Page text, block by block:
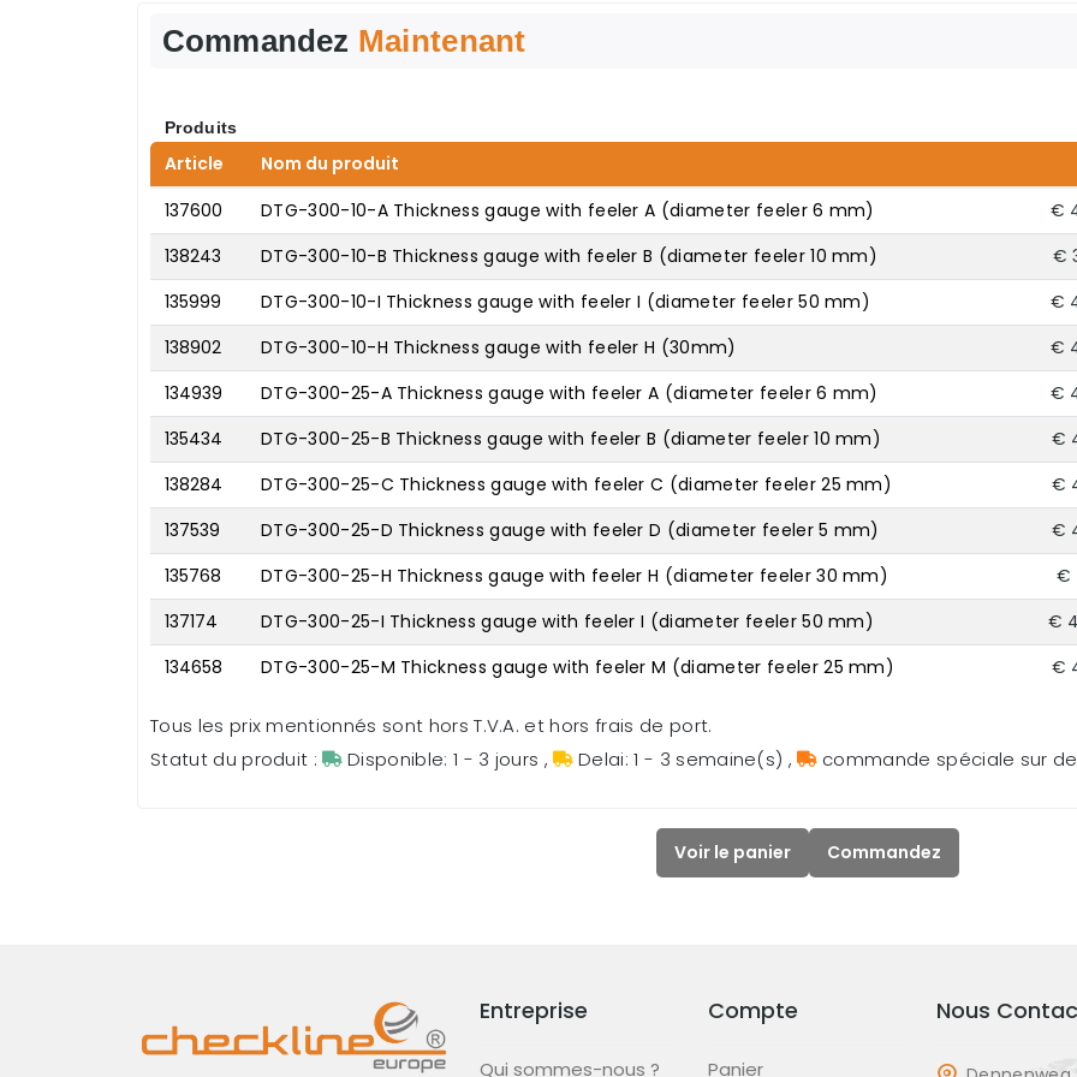
Commandez Maintenant
Produits
Article
Nom du produit
137600
DTG-300-10-A Thickness gauge with feeler A (diameter feeler 6 mm)
€
138243
DTG-300-10-B Thickness gauge with feeler B (diameter feeler 10 mm)
€
135999
DTG-300-10-I Thickness gauge with feeler I (diameter feeler 50 mm)
€
138902
DTG-300-10-H Thickness gauge with feeler H (30mm)
€
134939
DTG-300-25-A Thickness gauge with feeler A (diameter feeler 6 mm)
€
135434
DTG-300-25-B Thickness gauge with feeler B (diameter feeler 10 mm)
€
138284
DTG-300-25-C Thickness gauge with feeler C (diameter feeler 25 mm)
€
137539
DTG-300-25-D Thickness gauge with feeler D (diameter feeler 5 mm)
€
135768
DTG-300-25-H Thickness gauge with feeler H (diameter feeler 30 mm)
€
137174
DTG-300-25-I Thickness gauge with feeler I (diameter feeler 50 mm)
€
134658
DTG-300-25-M Thickness gauge with feeler M (diameter feeler 25 mm) €
Tous les prix mentionnés sont hors T.V.A. et hors frais de port.
Statut du produit :
Disponible: 1 - 3 jours , Delai: 1 - 3 semaine(s) , commande spéciale sur
Voir le panier Commandez
Entreprise
Qui sommes-nous ?
Compte
Panier
Nous